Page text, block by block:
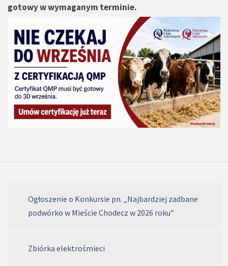
gotowy w wymaganym terminie.
Ogłoszenie o Konkursie pn. „Najbardziej zadbane
podwórko w Mieście Chodecz w 2026 roku”
Zbiórka elektrośmieci